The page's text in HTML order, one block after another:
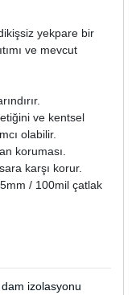
yekpare bir
ve mevcut
ve kentsel
olabilir.
koruması.
karşı korur.
/ 100mil çatlak
dam izolasyonu